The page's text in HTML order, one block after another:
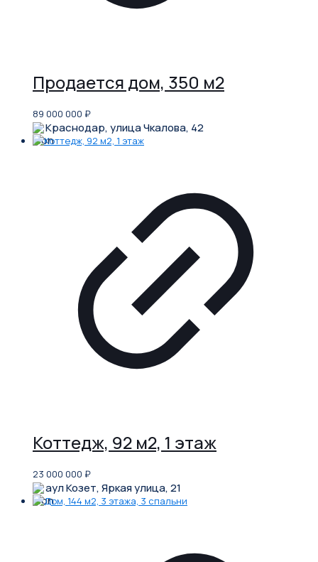
Продается дом, 350 м2
89 000 000 ₽
Краснодар, улица Чкалова, 42
Коттедж, 92 м2, 1 этаж
23 000 000 ₽
аул Козет, Яркая улица, 21